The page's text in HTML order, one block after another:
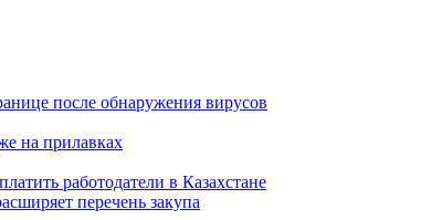
после обнаружения вирусов
на прилавках
работодатели в Казахстане
перечень закупа